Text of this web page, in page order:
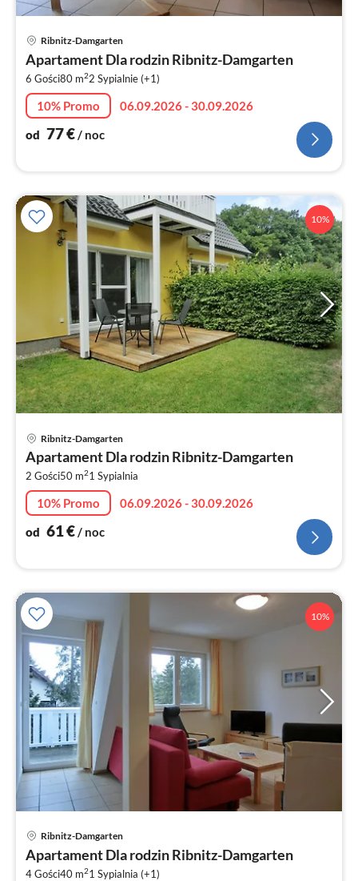
Ribnitz-Damgarten
Apartament Dla rodzin Ribnitz-Damgarten
6 Gości80 m22 Sypialnie (+1)
10% Promo
06.09.2026 - 30.09.2026
od 77€/ noc
10%
Ribnitz-Damgarten
Apartament Dla rodzin Ribnitz-Damgarten
2 Gości50 m21 Sypialnia
10% Promo
06.09.2026 - 30.09.2026
od 61€/ noc
10%
Ribnitz-Damgarten
Apartament Dla rodzin Ribnitz-Damgarten
4 Gości40 m21 Sypialnia (+1)